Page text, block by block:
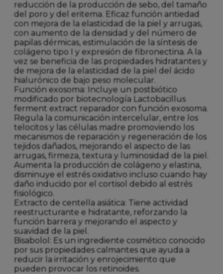
reducción de la producción de sebo, del tamaño
del poro y del eritema. Eficaz función antiedad
con mejora de la elasticidad de la piel y arrugas,
con aumento de la densidad y del número de
papilas dérmicas, estimulación de la síntesis de
colágeno tipo I y expresión de fibronectina. A la
vez se beneficia de las propiedades hidratantes y
de mejora de la elasticidad de la piel del ácido
hialurónico de bajo peso molecular.
Función exosoma: Incluye un postbiótico
modificado por biotecnología Lactobacillus
ferment extract reparador con función exosoma.
Regula la comunicación intercelular, entre los
telocitos y las células madre promoviendo los
mecanismos de reparación y regeneración de los
tejidos dañados, mejorando el aspecto de las
arrugas, firmeza, textura y luminosidad de la piel.
Aumenta la producción de colágeno y elastina,
disminuye el estrés oxidativo incluso cuando hay
daño inducido por el cortisol debido al estrés
fisiológico.
Extracto de centella asiática: Tiene actividad
reestructurante e hidratante, reforzando la
función barrera y mejorando el aspecto y
suavidad de la piel.
Bisabolol: Es un ingrediente cosmético conocido
por sus propiedades calmantes que ayuda a
reducir la irritación y enrojecimiento que
pueden provocar los retinoides.